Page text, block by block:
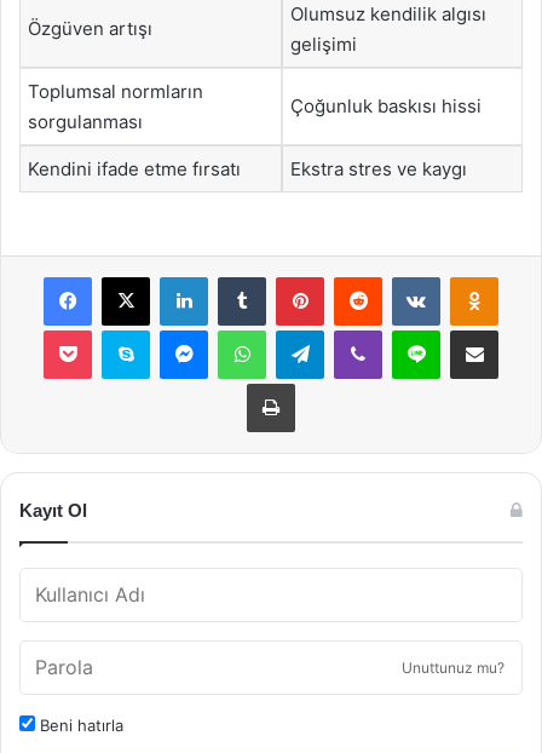
Özgüven artışı
Olumsuz kendilik algısı
gelişimi
Toplumsal normların
sorgulanması
Çoğunluk baskısı hissi
Kendini ifade etme fırsatı Ekstra stres ve kaygı
Facebook
X LinkedInTumblr PinterestReddit VKontakte
Pocket Skype MessengerWhatsAppTelegramViber Line E-Posta ile
Yazdır
Kayıt Ol
Unuttunuz mu?
Beni hatırla